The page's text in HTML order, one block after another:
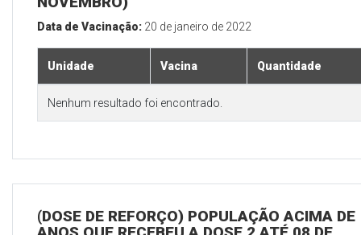
Data de Vacinação: 20 de janeiro de 2022
Unidade Vacina Quantidade
Nenhum resultado foi encontrado.
(DOSE DE REFORÇO) POPULAÇÃO ACIMA DE